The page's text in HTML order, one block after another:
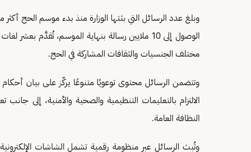
الوصول إلى 10 ملايين رسالة بنهاية الموسم، تُقدَّم
مختلف الجنسيات والثقافات المشاركة في الحج.
وتتضمن الرسائل محتوى توعويًا متنوعًا يركّز على بيان
الالتزام بالتعليمات التنظيمية والصحية والأمنية، إلى
النظافة العامة.
وتُبث الرسائل عبر منظومة رقمية تشمل الشاشات